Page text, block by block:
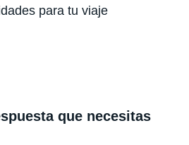
para tu viaje
que necesitas